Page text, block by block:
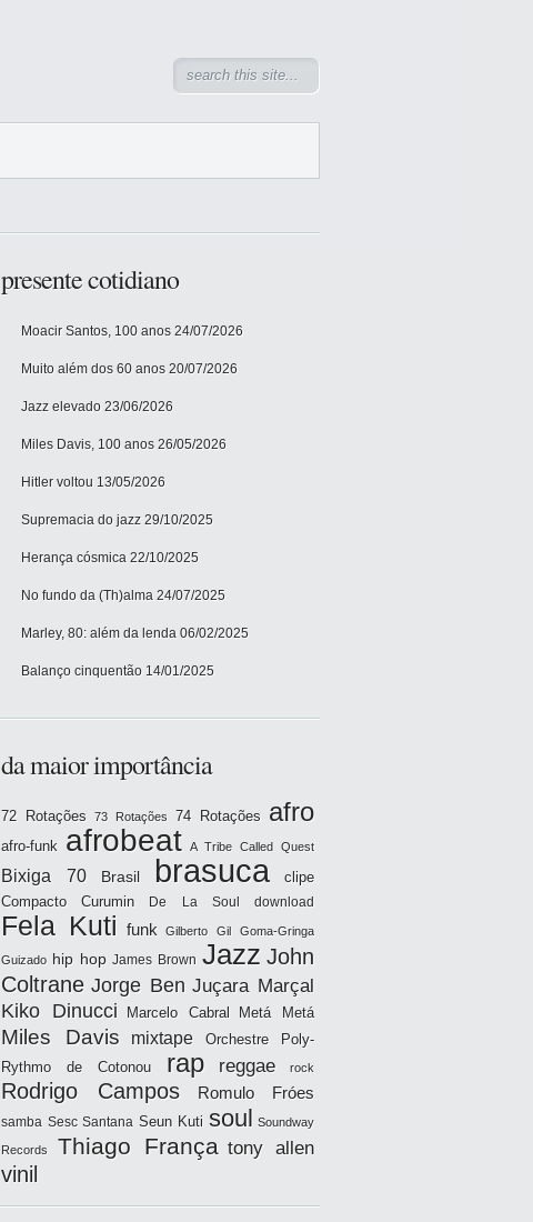
presente cotidiano
Moacir Santos, 100 anos 24/07/2026
Muito além dos 60 anos 20/07/2026
Jazz elevado 23/06/2026
Miles Davis, 100 anos 26/05/2026
Hitler voltou 13/05/2026
Supremacia do jazz 29/10/2025
Herança cósmica 22/10/2025
No fundo da (Th)alma 24/07/2025
Marley, 80: além da lenda 06/02/2025
Balanço cinquentão 14/01/2025
da maior importância
72 Rotações 73 Rotações 74 Rotações afro
afro-funk afrobeat A Tribe Called Quest
Bixiga 70 Brasil brasuca
clipe
Compacto
Curumin De La Soul download
Fela Kuti funk Gilberto Gil Goma-Gringa
Guizado hip hop James Brown Jazz John
Coltrane Jorge Ben Juçara Marçal
Kiko Dinucci Marcelo Cabral Metá Metá
Miles Davis mixtape
Orchestre Poly-
Rythmo de Cotonou
rap reggae rock
Rodrigo Campos Romulo Fróes
samba Sesc Santana Seun Kuti soul Soundway
Records Thiago França tony allen
vinil